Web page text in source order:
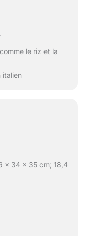
le riz et la
italien
x 34 x 35 cm; 18,4